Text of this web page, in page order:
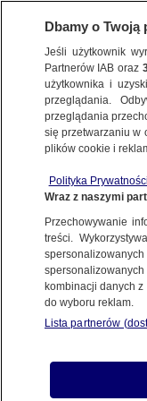
BIAŁYSTOK
do Polski
9.03.2024, 16:45
Udostępnij
Dbamy o Twoją
Jeśli użytkownik
Partnerów IAB oraz
użytkownika i
przeglądania.
przeglądania
się przetwarzaniu w
plików cookie i
Polityka Prywatności
Wraz z naszymi
Przechowywanie
treści.
kombinacji danych
do wyboru reklam.
Lista partnerów